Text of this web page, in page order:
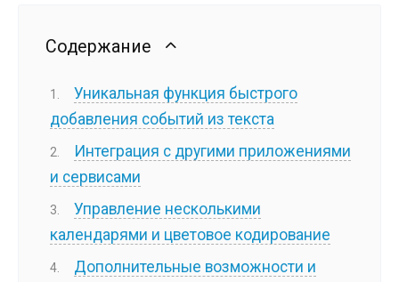
Содержание
Уникальная функция быстрого
добавления событий из текста
Интеграция с другими приложениями
и сервисами
Управление несколькими
календарями и цветовое кодирование
Дополнительные возможности и